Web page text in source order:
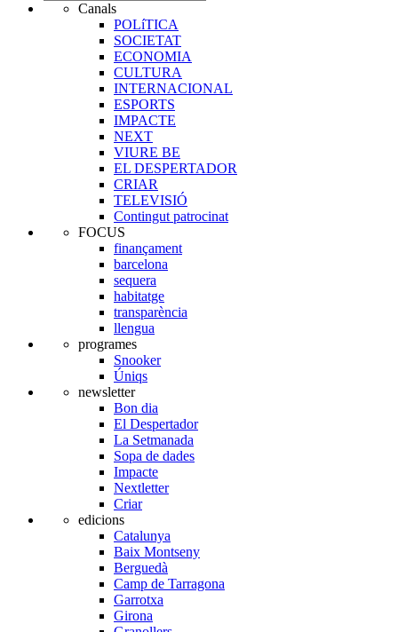
Canals
POLíTICA
SOCIETAT
ECONOMIA
CULTURA
INTERNACIONAL
ESPORTS
IMPACTE
NEXT
VIURE BE
EL DESPERTADOR
CRIAR
TELEVISIÓ
Contingut patrocinat
FOCUS
finançament
barcelona
sequera
habitatge
transparència
llengua
programes
Snooker
Úniqs
newsletter
Bon dia
El Despertador
La Setmanada
Sopa de dades
Impacte
Nextletter
Criar
edicions
Catalunya
Baix Montseny
Berguedà
Camp de Tarragona
Garrotxa
Girona